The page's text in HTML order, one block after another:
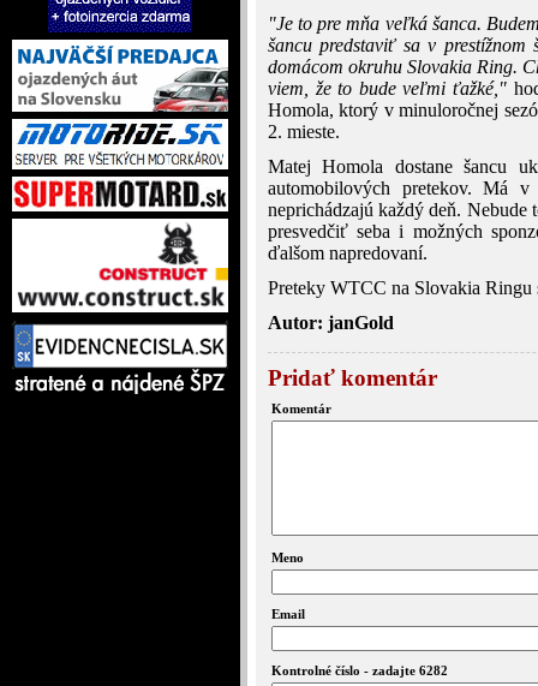
"Je to pre mňa veľká šanca.
šancu predstaviť sa v prestížnom
domácom okruhu Slovakia Ring.
viem, že to bude veľmi ťažké,"
Homola, ktorý v minuloročnej
2. mieste.
Matej Homola dostane šancu
automobilových pretekov. Má
neprichádzajú každý deň.
presvedčiť seba i možných
ďalšom napredovaní.
Preteky WTCC na Slovakia
Autor: janGold
Pridať komentár
Komentár
Meno
Email
Kontrolné číslo - zadajte 6282